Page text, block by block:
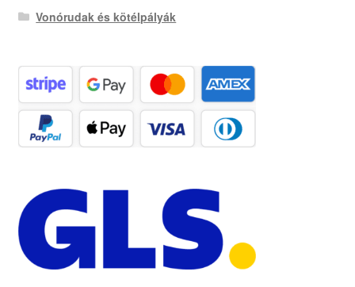
Vonórudak és kötélpályák